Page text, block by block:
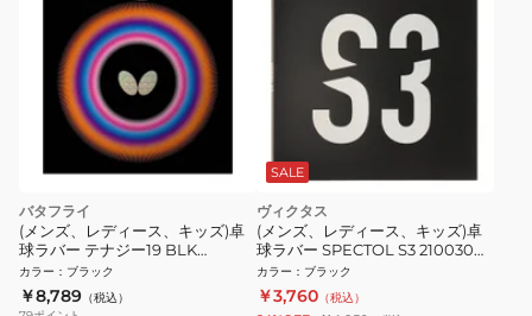
バタフライ
(メンズ、レディース、キッズ)卓
球ラバー テナジー19 BLK
06090-278
カラー ： ブラック
￥8,789 （税込）
SALE
ヴィクタス
(メンズ、レディース、キッズ)卓
球ラバー SPECTOL S3 210030
0020
カラー ： ブラック
￥3,760 （税込）